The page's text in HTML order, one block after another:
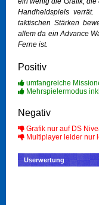
Handheldspiels
taktischen Stärken
allem da ein Advance
Ferne ist.
Positiv
umfangreiche
Mehrspielermodus
Negativ
Grafik nur auf DS
Multiplayer leider nur
Userwertung